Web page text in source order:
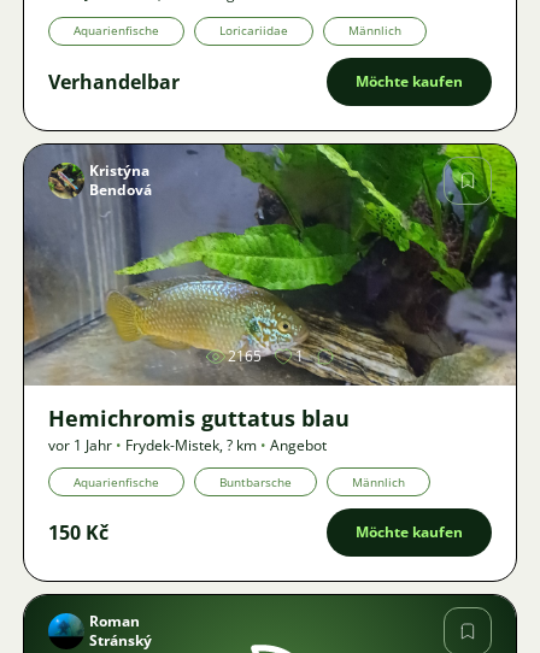
Aquarienfische Loricariidae Männlich
Verhandelbar Möchte kaufen
Bild
Kristýna
Bendová
2165 1
Hemichromis guttatus blau
vor 1 Jahr • Frydek-Mistek,? km • Angebot
Aquarienfische Buntbarsche Männlich
150 Kč Möchte kaufen
Roman
Stránský